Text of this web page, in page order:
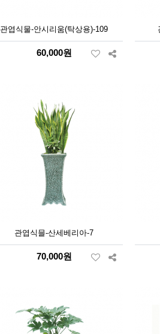
관엽식물-안시리움(탁상용)-109
60,000원
관엽식믈-산세베리아-7
70,000원